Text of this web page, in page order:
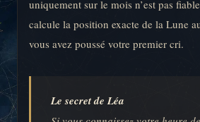
uniquement sur le mois n’est pas
calcule la position exacte de la Lune
vous avez poussé votre premier cri.
Le secret de Léa